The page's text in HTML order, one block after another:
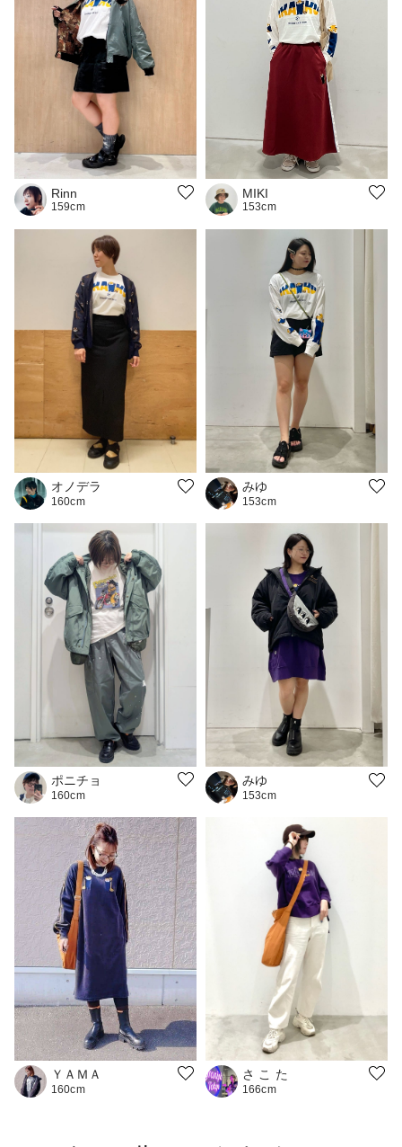
Rinn
159cm
MIKI
153cm
オノデラ
160cm
みゆ
153cm
ポニチョ
160cm
みゆ
153cm
ＹＡＭＡ
160cm
さ こ た
166cm